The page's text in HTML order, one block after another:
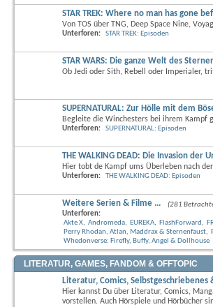
STAR TREK: Where no man has gone
Von TOS über TNG, Deep Space Nine,
Unterforen: STAR TREK: Episoden
STAR WARS: Die ganze Welt des
Ob Jedi oder Sith, Rebell oder Imperialer,
SUPERNATURAL: Zur Hölle mit dem
Begleite die Winchesters bei ihrem Kampf
Unterforen: SUPERNATURAL: Episoden
THE WALKING DEAD: Die Invasion der
Hier tobt de Kampf ums Überleben nach
Unterforen: THE WALKING DEAD: Episoden
Weitere Serien & Filme ...
(281
Unterforen:
Akte X, Andromeda, EUREKA, FlashForward ,
Perry Rhodan, Atlan, Maddrax & Sternenfaust,
Whedonverse: Firefly, Buffy, Angel & Dollhouse
LITERATUR, GAMES, FANDOM & OFFTOPIC
Literatur, Comics, Selbstgeschriebenes
Hier kannst Du über Literatur, Comics,
vorstellen. Auch Hörspiele und Hörbücher